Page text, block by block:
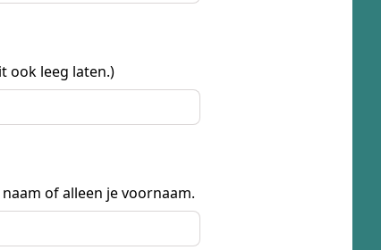
ook leeg laten.)
of alleen je voornaam.